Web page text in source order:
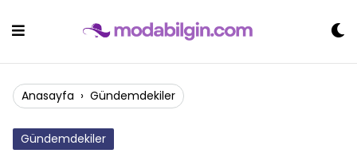
Anasayfa › Gündemdekiler
Gündemdekiler